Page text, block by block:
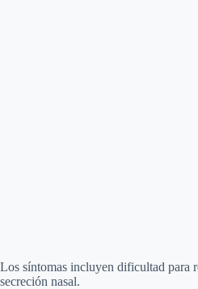
Los síntomas incluyen dificultad para
secreción nasal.